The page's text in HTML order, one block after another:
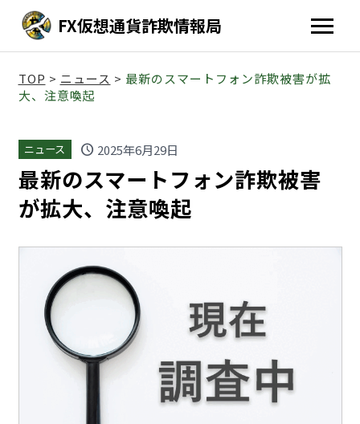
FX仮想通貨詐欺情報局
TOP > ニュース > 最新のスマートフォン詐欺被害が拡
大、注意喚起
ニュース schedule 2025年6月29日
最新のスマートフォン詐欺被害
が拡大、注意喚起